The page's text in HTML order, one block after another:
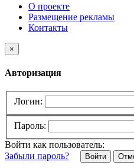
О проекте
Размещение рекламы
Контакты
×
Авторизация
Логин:
Пароль:
Войти как пользователь:
Забыли пароль?